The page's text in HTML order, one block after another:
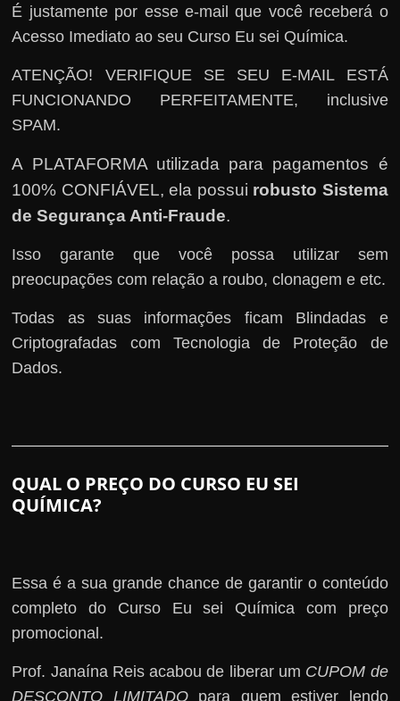
É justamente por esse e-mail que você receberá o
Acesso Imediato ao seu Curso Eu sei Química.
ATENÇÃO! VERIFIQUE SE SEU E-MAIL ESTÁ
FUNCIONANDO PERFEITAMENTE, inclusive
SPAM.
A PLATAFORMA utilizada para pagamentos é
100% CONFIÁVEL, ela possui robusto Sistema
de Segurança Anti-Fraude.
Isso garante que você possa utilizar sem
preocupações com relação a roubo, clonagem e etc.
Todas as suas informações ficam Blindadas e
Criptografadas com Tecnologia de Proteção de
Dados.
QUAL O PREÇO DO CURSO EU SEI
QUÍMICA?
Essa é a sua grande chance de garantir o conteúdo
completo do Curso Eu sei Química com preço
promocional.
Prof. Janaína Reis acabou de liberar um CUPOM de
DESCONTO LIMITADOpara quem estiver lendo